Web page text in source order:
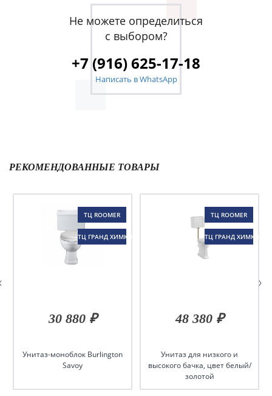
Не можете определиться
с выбором?
+7 (916) 625-17-18
Написать в WhatsApp
РЕКОМЕНДОВАННЫЕ ТОВАРЫ
ТЦ ROOMER
ТЦ ГРАНД ХИМКИ
30 880 ₽
Унитаз-моноблок Burlington
Savoy
ТЦ ROOMER
ТЦ ГРАНД ХИМКИ
48 380 ₽
Унитаз для низкого и
высокого бачка, цвет белый/
золотой